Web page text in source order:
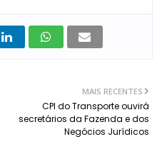
MAIS RECENTES
CPI do Transporte ouvirá
secretários da Fazenda e dos
Negócios Jurídicos